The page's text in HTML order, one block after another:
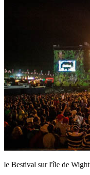
le Bestival sur l'île de Wight